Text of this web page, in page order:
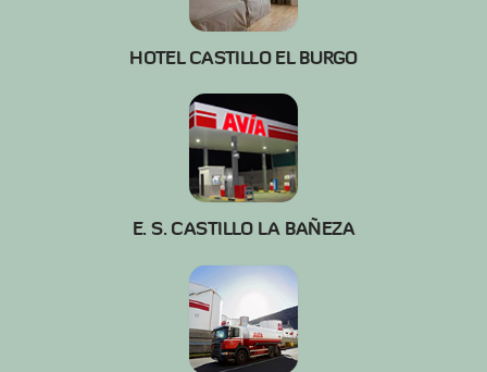
HOTEL CASTILLO EL BURGO
E. S. CASTILLO LA BAÑEZA